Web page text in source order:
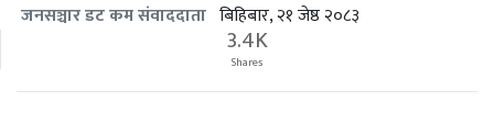
जनसञ्चार डट कम संवाददाता बिहिबार, २१ जेष्ठ २०८३
3.4K
Shares